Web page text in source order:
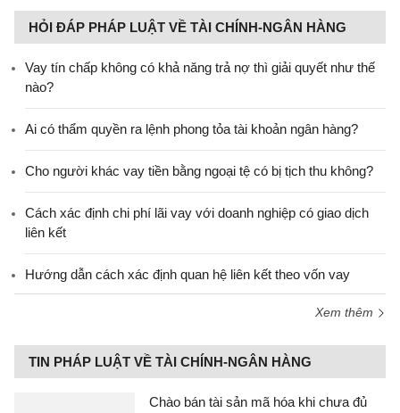
HỎI ĐÁP PHÁP LUẬT VỀ TÀI CHÍNH-NGÂN HÀNG
Vay tín chấp không có khả năng trả nợ thì giải quyết như thế
nào?
Ai có thẩm quyền ra lệnh phong tỏa tài khoản ngân hàng?
Cho người khác vay tiền bằng ngoại tệ có bị tịch thu không?
Cách xác định chi phí lãi vay với doanh nghiệp có giao dịch
liên kết
Hướng dẫn cách xác định quan hệ liên kết theo vốn vay
Xem thêm
TIN PHÁP LUẬT VỀ TÀI CHÍNH-NGÂN HÀNG
Chào bán tài sản mã hóa khi chưa đủ